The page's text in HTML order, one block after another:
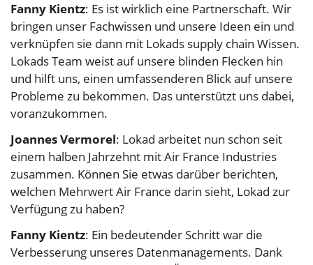
Fanny Kientz: Es ist wirklich eine Partnerschaft. Wir
bringen unser Fachwissen und unsere Ideen ein und
verknüpfen sie dann mit Lokads supply chain Wissen.
Lokads Team weist auf unsere blinden Flecken hin
und hilft uns, einen umfassenderen Blick auf unsere
Probleme zu bekommen. Das unterstützt uns dabei,
voranzukommen.
Joannes Vermorel: Lokad arbeitet nun schon seit
einem halben Jahrzehnt mit Air France Industries
zusammen. Können Sie etwas darüber berichten,
welchen Mehrwert Air France darin sieht, Lokad zur
Verfügung zu haben?
Fanny Kientz: Ein bedeutender Schritt war die
Verbesserung unseres Datenmanagements. Dank